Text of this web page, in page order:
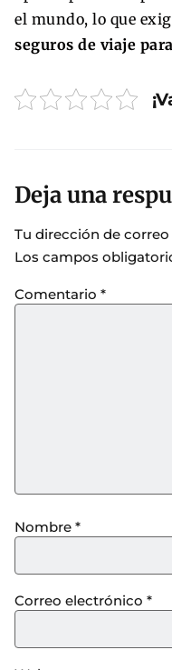
el mundo, lo que
seguros de viaje para
Deja una
Tu dirección de
Los campos
Comentario *
Nombre *
Correo electrónico *